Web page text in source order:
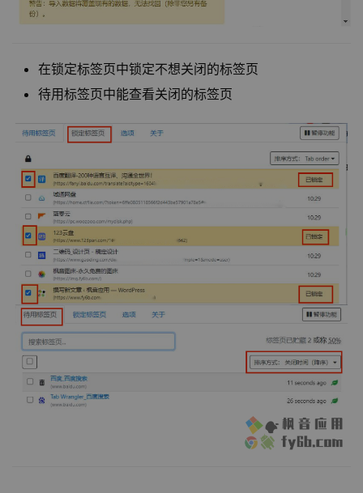
在锁定标签页中锁定不想关闭的标签页
待用标签页中能查看关闭的标签页